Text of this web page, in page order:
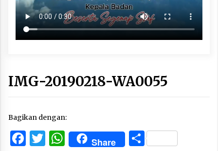
IMG-20190218-WA0055
Bagikan dengan:
Facebook
Twitter
WhatsApp
Share Share